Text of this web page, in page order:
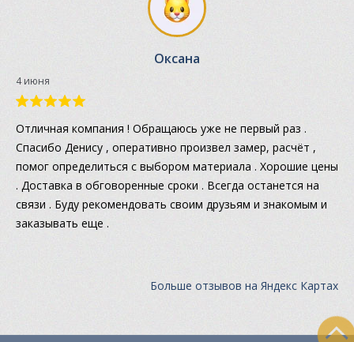
Оксана
4 июня
Отличная компания ! Обращаюсь уже не первый раз .
Спасибо Денису , оперативно произвел замер, расчёт ,
помог определиться с выбором материала . Хорошие цены
. Доставка в обговоренные сроки . Всегда останется на
связи . Буду рекомендовать своим друзьям и знакомым и
заказывать еще .
Больше отзывов на Яндекс Картах